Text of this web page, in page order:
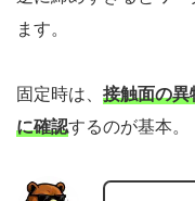
ます。
固定時は、 接触面の異
に確認するのが基本。